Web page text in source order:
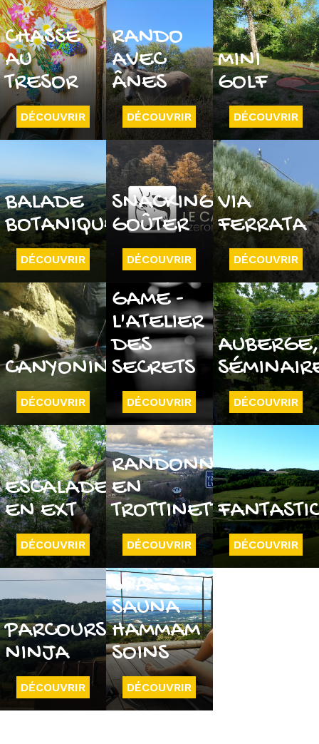
CHASSE
AU
TRESOR
DÉCOUVRIR
RANDO
AVEC
ÂNES
DÉCOUVRIR
MINI
GOLF
DÉCOUVRIR
BALADE
BOTANIQUE
DÉCOUVRIR
SNACKING
GOÛTER
DÉCOUVRIR
VIA
FERRATA
DÉCOUVRIR
CANYONING
DÉCOUVRIR
ESCAPE
GAME -
L'ATELIER
DES
SECRETS
DÉCOUVRIR
AUBERGE,
DÉCOUVRIR
ESCALADE
EN EXT
DÉCOUVRIR
RANDONNÉE
EN
TROTTINETTE
DÉCOUVRIR DÉCOUVRIR
PARCOURS
NINJA
DÉCOUVRIR
SPA -
SAUNA
HAMMAM
SOINS
DÉCOUVRIR